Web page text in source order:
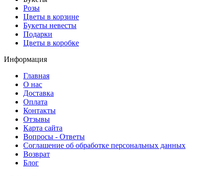
Розы
Цветы в корзине
Букеты невесты
Подарки
Цветы в коробке
Информация
Главная
О нас
Доставка
Оплата
Контакты
Отзывы
Карта сайта
Вопросы - Ответы
Соглашение об обработке персональных данных
Возврат
Блог